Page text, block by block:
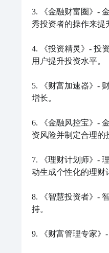
3. 《金融财富圈》-
秀投资者的操作来提
4. 《投资精灵》- 投
用户提升投资水平。
5. 《财富加速器》-
增长。
6. 《金融风控宝》-
资风险并制定合理的
7. 《理财计划师》-
动生成个性化的理财
8. 《智慧投资者》-
持。
9. 《财富管理专家》